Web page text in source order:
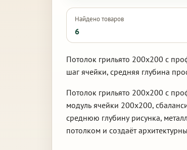
Найдено товаров
6
Потолок грильято 200х200 с
шаг ячейки, средняя глубина
Потолок грильято 200х200 с
модуль ячейки 200х200,
среднюю глубину рисунка,
потолком и создаёт